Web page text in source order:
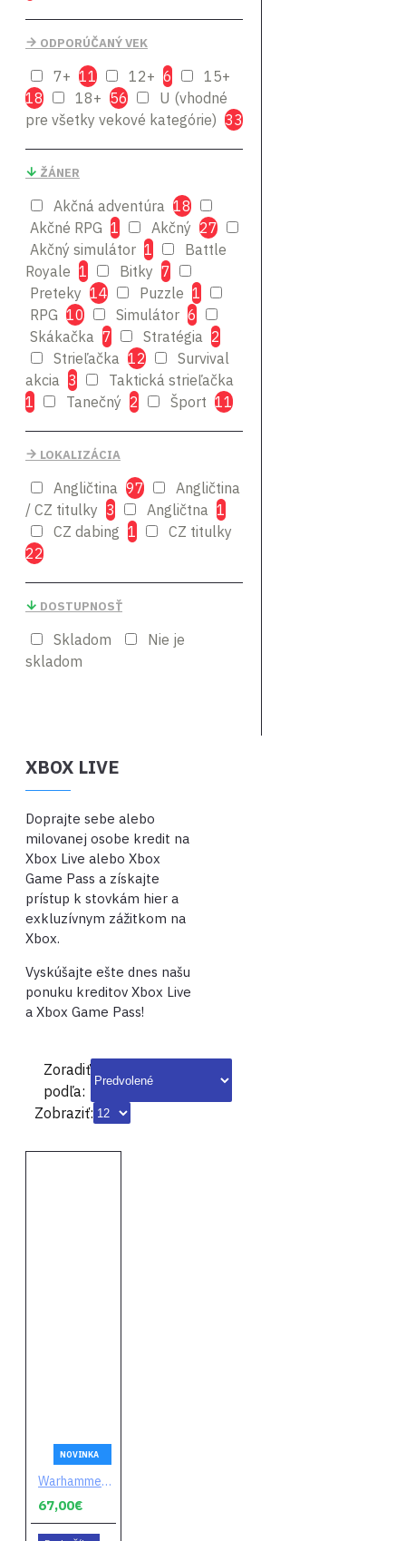
Software
Larian Studios
Microsoft
Nacon
Namco
Bandai
Outright Games
Reef
SquareEnix
Techland
Ubisoft
WarnerBros Interactive
Wired
Productions
Xbox
Game Studios
ODPORÚČANÝ VEK
7+ 11 12+ 6
15+
18
18+ 56
U (vhodné
pre všetky vekové kategórie) 33
ŽÁNER
Akčná adventúra 18
Akčné RPG 1 Akčný 27
Akčný simulátor 1
Battle
Royale 1 Bitky 7
Preteky 14 Puzzle 1
RPG 10 Simulátor 6
Skákačka 7 Stratégia 2
Strieľačka 12
Survival
akcia 3
Taktická strieľačka
1
Tanečný 2 Šport 11
LOKALIZÁCIA
Angličtina 97
Angličtina
/ CZ titulky 3 Angličtna 1
CZ dabing 1
CZ titulky
22
DOSTUPNOSŤ
Skladom
Nie je
skladom
XBOX LIVE
Doprajte sebe alebo
milovanej osobe kredit na
Xbox Live alebo Xbox
Game Pass a získajte
prístup k stovkám hier a
exkluzívnym zážitkom na
Xbox.
Vyskúšajte ešte dnes našu
ponuku kreditov Xbox Live
a Xbox Game Pass!
Zoradiť
podľa:
Zobraziť:
NOVINKA
Warhammer 40,000: Space Marine 2 (digitálny kód)
67,00€